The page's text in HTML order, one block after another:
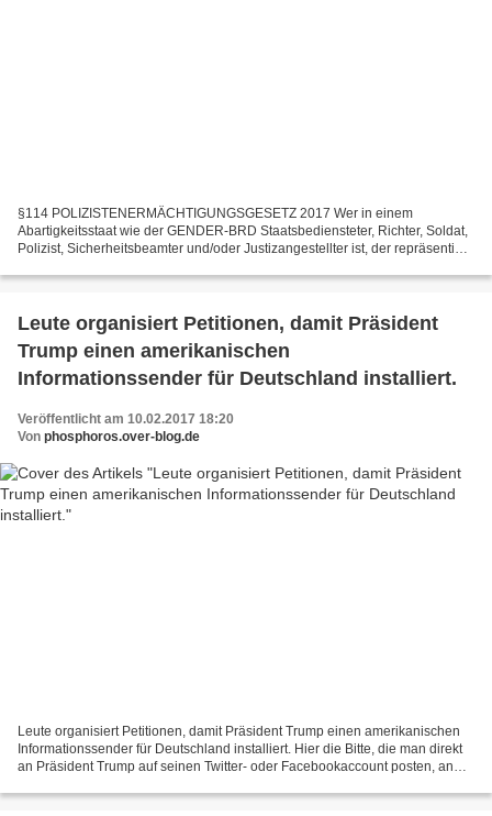
§114 POLIZISTENERMÄCHTIGUNGSGESETZ 2017 Wer in einem
Abartigkeitsstaat wie der GENDER-BRD Staatsbediensteter, Richter, Soldat,
Polizist, Sicherheitsbeamter und/oder Justizangestellter ist, der repräsentiert
Leute organisiert Petitionen, damit Präsident
Trump einen amerikanischen
Informationssender für Deutschland installiert.
Veröffentlicht am 10.02.2017 18:20
Von phosphoros.over-blog.de
Leute organisiert Petitionen, damit Präsident Trump einen amerikanischen
Informationssender für Deutschland installiert. Hier die Bitte, die man direkt
an Präsident Trump auf seinen Twitter- oder Facebookaccount posten, an